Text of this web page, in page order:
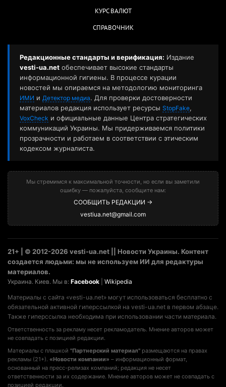
КУРС ВАЛЮТ
СПРАВОЧНИК
Редакционные стандарты и верификация: Издание
vesti-ua.net обеспечивает высокие стандарты
информационной гигиены. В процессе курации
новостей мы опираемся на методологию мониторинга
ИМИ и Детектор медиа. Для проверки достоверности
материалов редакция использует ресурсы StopFake,
VoxCheck и официальные данные Центра стратегических
коммуникаций Украины. Мы придерживаемся политики
прозрачности и работаем в соответствии с этическим
кодексом журналиста.
Мы стремимся к максимальной точности, но если вы заметили
ошибку — пожалуйста, сообщите нам:
СООБЩИТЬ РЕДАКЦИИ →
vestiua.net@gmail.com
21+ | © 2012-2026 vesti-ua.net || Новости Украины. Контент
создается людьми: мы не используем ИИ для редактуры
материалов.
Украина. Киев. Мы в: Facebook Wikipedia
Материалы с сайта «vesti-ua.net» могут использоваться бесплатно с
обязательной активной гиперссылкой на vesti-ua.net в первом абзаце.
Также гиперссылка необходима при использовании части материала.
Ответственность за рекламу несет рекламодатель. Мнение авторов может
не совпадать с позицией редакции.
Материалы с плашкой "Партнерский материал" размещаются на правах
рекламы (21+). «Новости компании» – информационный формат,
основанный на пресс-релизах компаний; редакция не несет
ответственности за их содержание. Мнение авторов может не совпадать с
позицией редакции.